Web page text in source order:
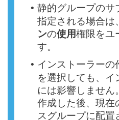
• 静的グループのサ
指定される場合は、
ンの使用権限をユ
す。
• インストーラー
を選択しても、
には影響しません
作成した後、現在
スグループに配置